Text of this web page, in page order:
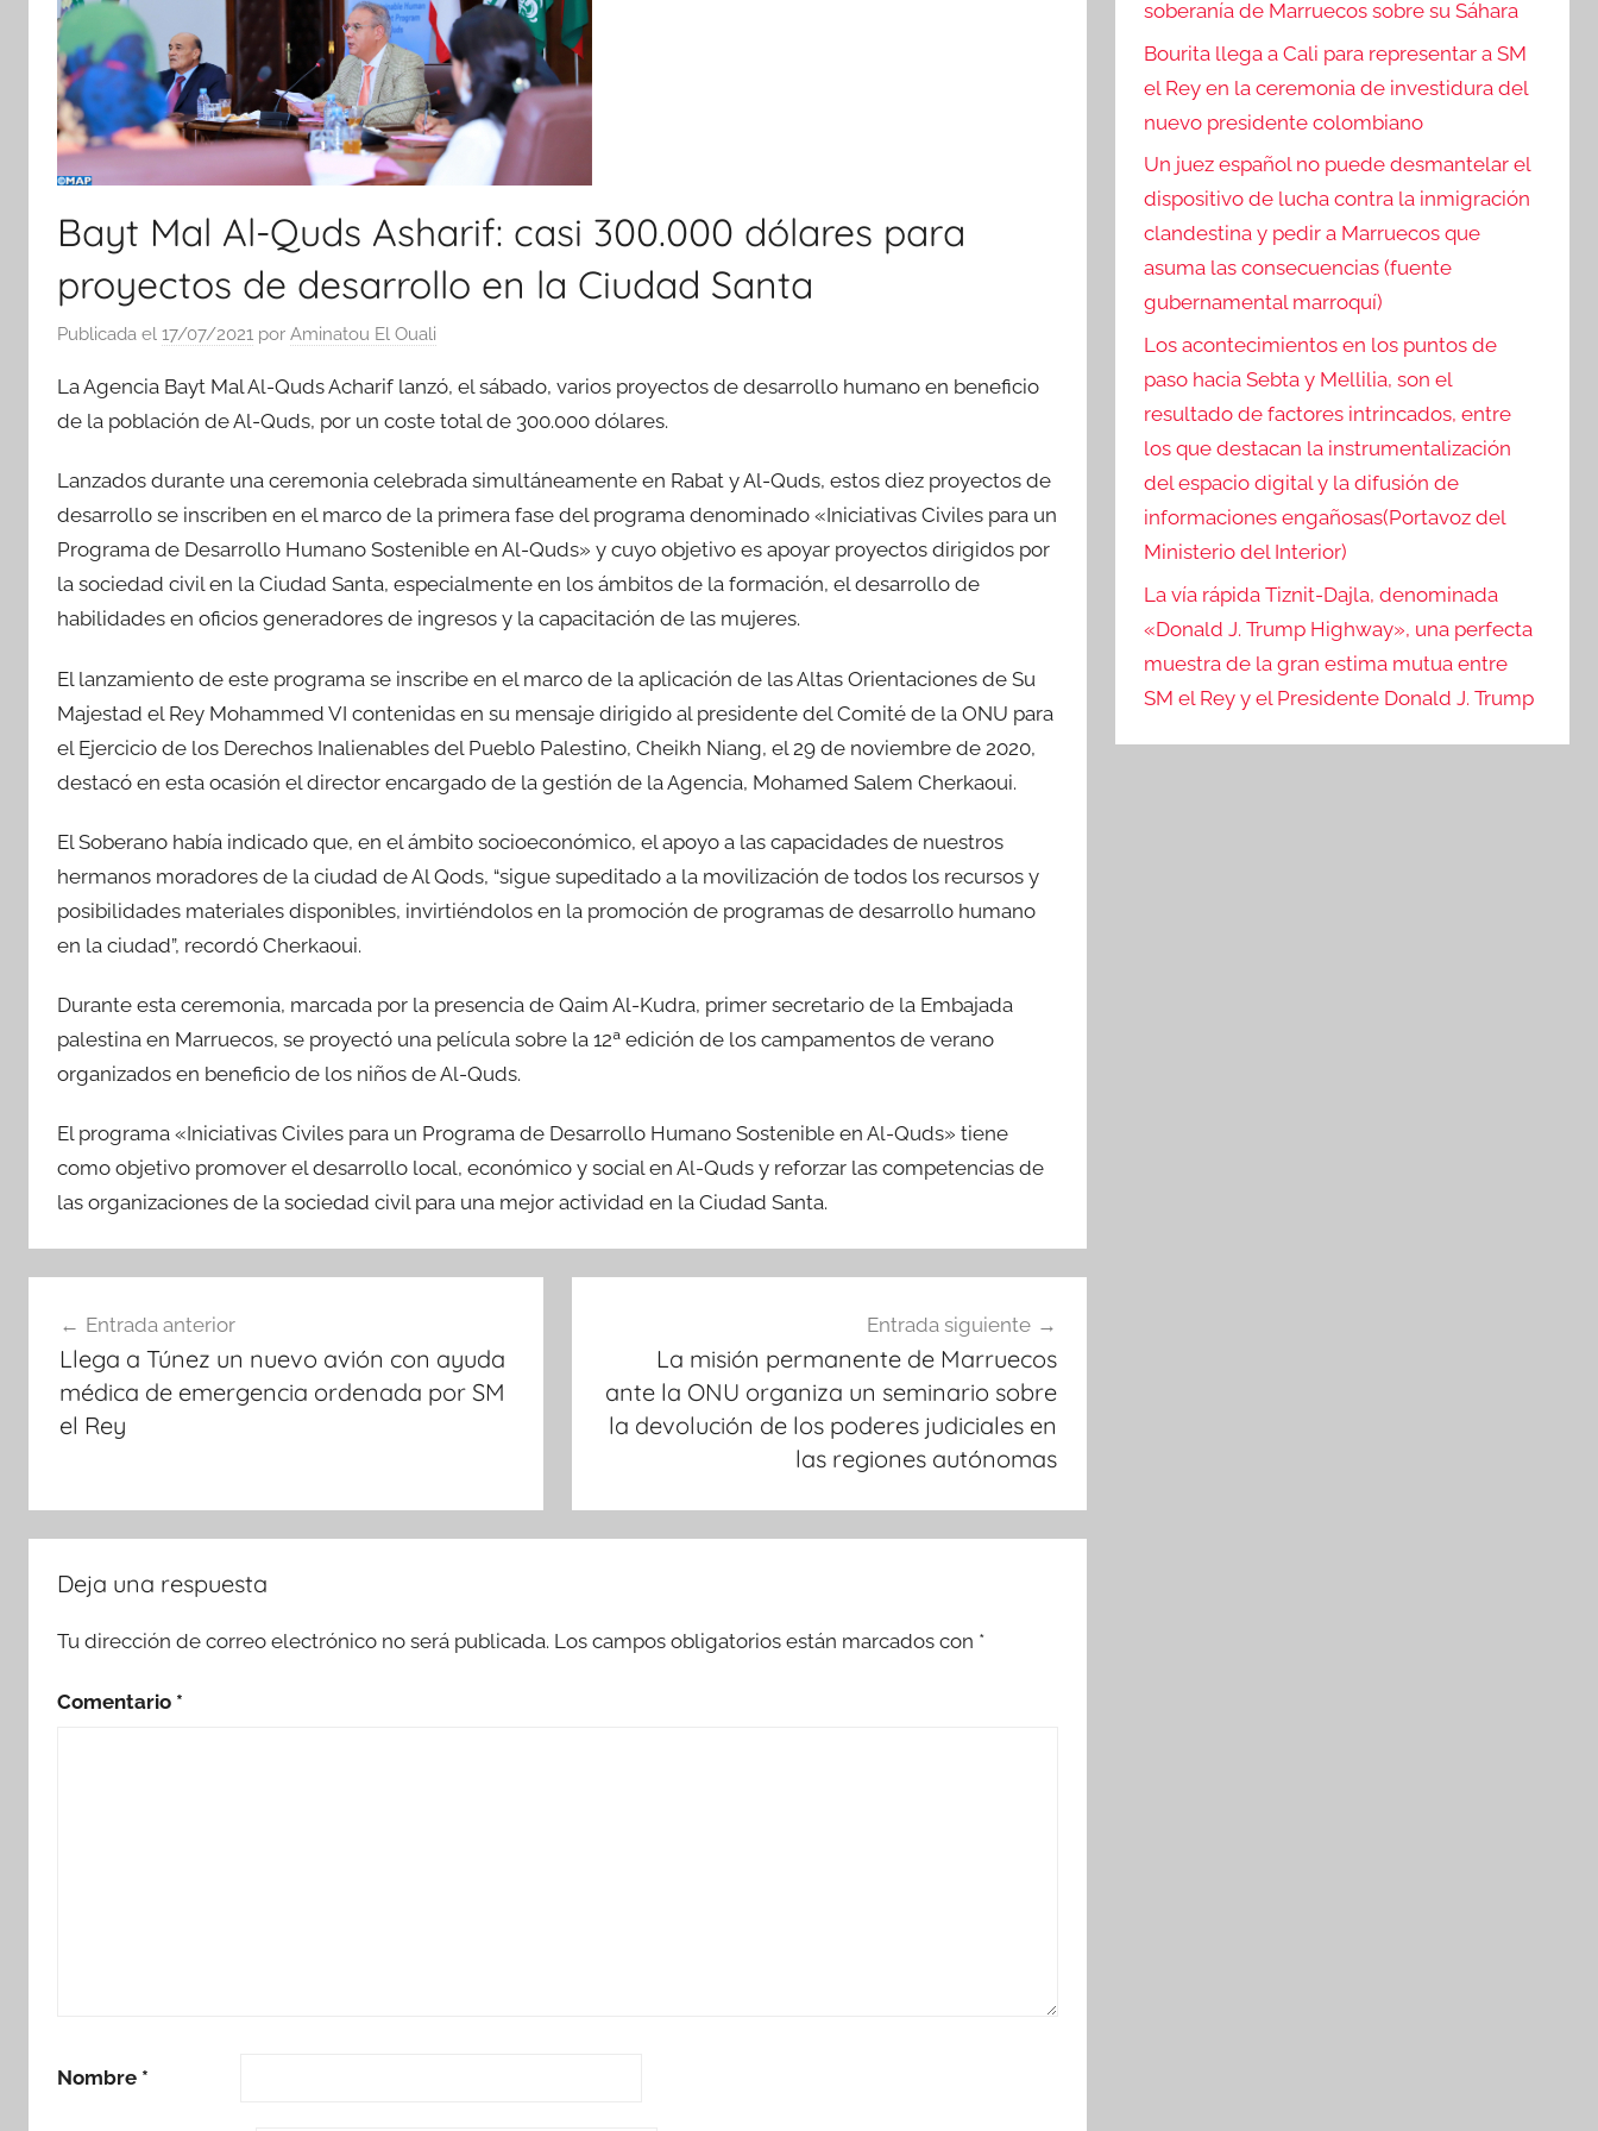
Bayt Mal Al-Quds Asharif: casi 300.000 dólares para
proyectos de desarrollo en la Ciudad Santa
Publicada el 17/07/2021 por Aminatou El Ouali
La Agencia Bayt Mal Al-Quds Acharif lanzó, el sábado, varios proyectos de desarrollo humano en beneficio
de la población de Al-Quds, por un coste total de 300.000 dólares.
Lanzados durante una ceremonia celebrada simultáneamente en Rabat y Al-Quds, estos diez proyectos de
desarrollo se inscriben en el marco de la primera fase del programa denominado «Iniciativas Civiles para un
Programa de Desarrollo Humano Sostenible en Al-Quds» y cuyo objetivo es apoyar proyectos dirigidos por
la sociedad civil en la Ciudad Santa, especialmente en los ámbitos de la formación, el desarrollo de
habilidades en oficios generadores de ingresos y la capacitación de las mujeres.
El lanzamiento de este programa se inscribe en el marco de la aplicación de las Altas Orientaciones de Su
Majestad el Rey Mohammed VI contenidas en su mensaje dirigido al presidente del Comité de la ONU para
el Ejercicio de los Derechos Inalienables del Pueblo Palestino, Cheikh Niang, el 29 de noviembre de 2020,
destacó en esta ocasión el director encargado de la gestión de la Agencia, Mohamed Salem Cherkaoui.
El Soberano había indicado que, en el ámbito socioeconómico, el apoyo a las capacidades de nuestros
hermanos moradores de la ciudad de Al Qods, “sigue supeditado a la movilización de todos los recursos y
posibilidades materiales disponibles, invirtiéndolos en la promoción de programas de desarrollo humano
en la ciudad”, recordó Cherkaoui.
Durante esta ceremonia, marcada por la presencia de Qaim Al-Kudra, primer secretario de la Embajada
palestina en Marruecos, se proyectó una película sobre la 12ª edición de los campamentos de verano
organizados en beneficio de los niños de Al-Quds.
El programa «Iniciativas Civiles para un Programa de Desarrollo Humano Sostenible en Al-Quds» tiene
como objetivo promover el desarrollo local, económico y social en Al-Quds y reforzar las competencias de
las organizaciones de la sociedad civil para una mejor actividad en la Ciudad Santa.
de
entradas
Entrada anterior
Llega a Túnez un nuevo avión con ayuda
médica de emergencia ordenada por SM
el Rey
Entrada siguiente
La misión permanente de Marruecos
ante la ONU organiza un seminario sobre
la devolución de los poderes judiciales en
las regiones autónomas
Deja una respuesta
Tu dirección de correo electrónico no será publicada. Los campos obligatorios están marcados con *
Comentario *
Nombre *
soberanía de Marruecos sobre su Sáhara
Bourita llega a Cali para representar a SM
el Rey en la ceremonia de investidura del
nuevo presidente colombiano
Un juez español no puede desmantelar el
dispositivo de lucha contra la inmigración
clandestina y pedir a Marruecos que
asuma las consecuencias (fuente
gubernamental marroquí)
Los acontecimientos en los puntos de
paso hacia Sebta y Mellilia, son el
resultado de factores intrincados, entre
los que destacan la instrumentalización
del espacio digital y la difusión de
informaciones engañosas(Portavoz del
Ministerio del Interior)
La vía rápida Tiznit-Dajla, denominada
«Donald J. Trump Highway», una perfecta
muestra de la gran estima mutua entre
SM el Rey y el Presidente Donald J. Trump